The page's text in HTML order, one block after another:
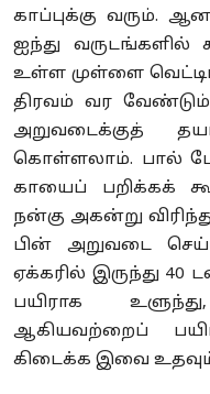
காப்புக்கு வரும்.
ஐந்து வருடங்களில்
உள்ள முள்ளை
திரவம் வர
அறுவடைக்குத்
கொள்ளலாம். பால்
காயைப் பறிக்கக்
நன்கு அகன்று
பின் அறுவடை
ஏக்கரில் இருந்து
பயிராக
ஆகியவற்றைப்
கிடைக்க இவை